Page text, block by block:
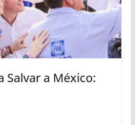
Salvar a México: